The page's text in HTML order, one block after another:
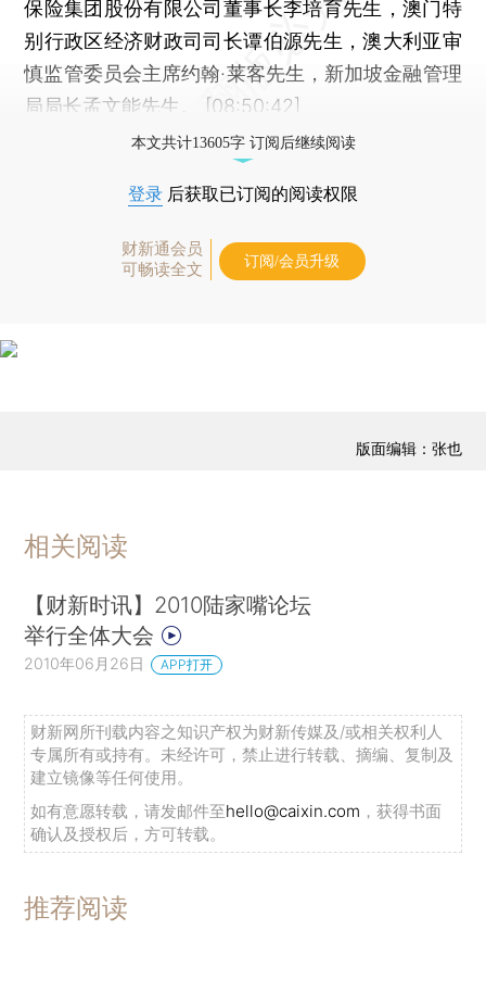
保险集团股份有限公司董事长李培育先生，澳门特
别行政区经济财政司司长谭伯源先生，澳大利亚审
慎监管委员会主席约翰·莱客先生，新加坡金融管理
局局长孟文能先生。 [08:50:42]
本文共计13605字 订阅后继续阅读
登录 后获取已订阅的阅读权限
财新通会员
可畅读全文
订阅/会员升级
版面编辑：张也
相关阅读
【财新时讯】2010陆家嘴论坛
举行全体大会
2010年06月26日 APP打开
财新网所刊载内容之知识产权为财新传媒及/或相关权利人
专属所有或持有。未经许可，禁止进行转载、摘编、复制及
建立镜像等任何使用。
如有意愿转载，请发邮件至hello@caixin.com ，获得书面
确认及授权后，方可转载。
推荐阅读